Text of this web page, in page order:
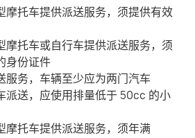
摩托车提供派送服务，须提供有效
摩托车或自行车提供派送服务，须
身份证件
服务，车辆至少应为两门汽车
派送，应使用排量低于 50cc 的小
摩托车提供派送服务，须年满